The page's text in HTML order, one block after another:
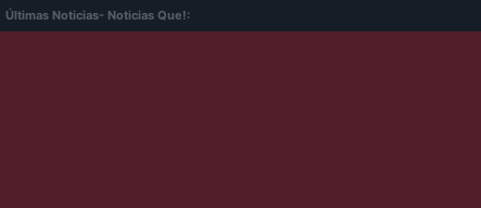
Últimas Noticias- Noticias Que!: